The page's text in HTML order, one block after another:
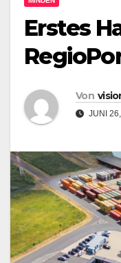
Erstes
Von
JUNI